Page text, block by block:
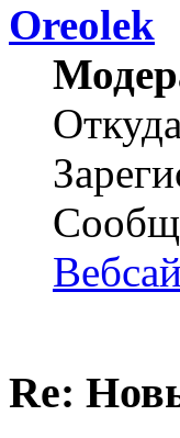
Oreolek
Re: